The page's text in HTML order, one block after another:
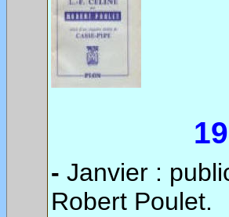
- Janvier :
Robert Poulet.